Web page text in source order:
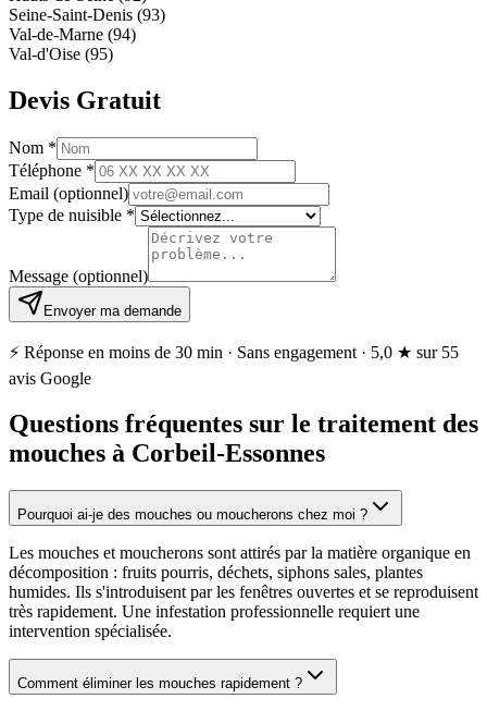
Seine-Saint-Denis (93)
Val-de-Marne (94)
Val-d'Oise (95)
Devis Gratuit
Nom *
Téléphone *
Email (optionnel)
Type de nuisible *
Message (optionnel)
Envoyer ma demande
⚡ Réponse en moins de 30 min · Sans engagement · 5,0 ★ sur 55
avis Google
Questions fréquentes sur le traitement des
mouches à Corbeil-Essonnes
Pourquoi ai-je des mouches ou moucherons chez moi ?
Les mouches et moucherons sont attirés par la matière organique en
décomposition : fruits pourris, déchets, siphons sales, plantes
humides. Ils s'introduisent par les fenêtres ouvertes et se reproduisent
très rapidement. Une infestation professionnelle requiert une
intervention spécialisée.
Comment éliminer les mouches rapidement ?